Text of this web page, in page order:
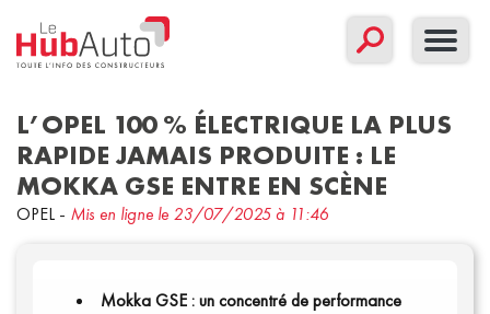
Concept Corporate Nouveau modèle
Filtrer par date
L’OPEL 100 % ÉLECTRIQUE LA PLUS
RAPIDE JAMAIS PRODUITE : LE
MOKKA GSE ENTRE EN SCÈNE
OPEL - Mis en ligne le 23/07/2025 à 11:46
Mokka GSE : un concentré de performance